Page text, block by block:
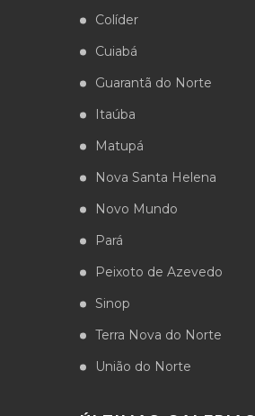
Colíder
Cuiabá
Guarantã do Norte
Itaúba
Matupá
Nova Santa Helena
Novo Mundo
Pará
Peixoto de Azevedo
Sinop
Terra Nova do Norte
União do Norte